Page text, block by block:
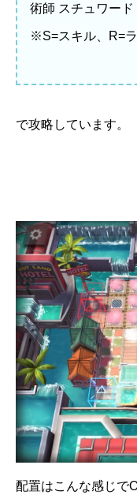
術師 スチュワ
※S=スキル、R=
で攻略しています。
配置はこんな感じで